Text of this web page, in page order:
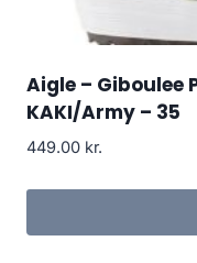
Aigle – Giboulee
KAKI/Army – 35
449.00 kr.